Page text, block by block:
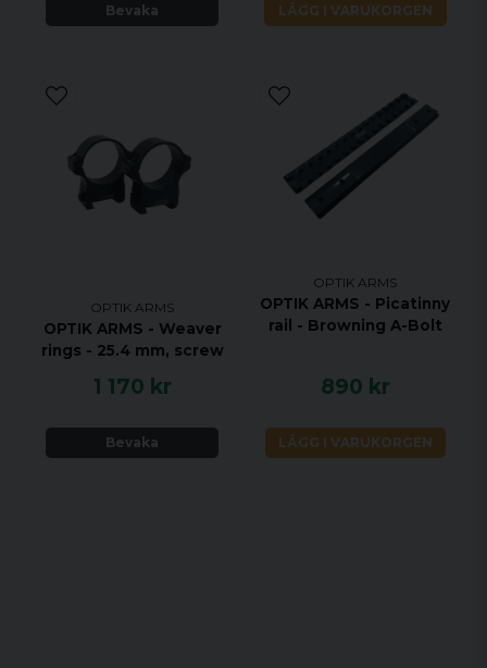
Bevaka LÄGG I VARUKORGEN
OPTIK ARMS
OPTIK ARMS - Weaver
rings - 25.4 mm, screw
1 170 kr
Bevaka
OPTIK ARMS
OPTIK ARMS - Picatinny
rail - Browning A-Bolt
890 kr
LÄGG I VARUKORGEN